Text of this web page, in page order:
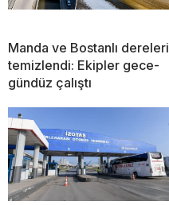
Manda ve Bostanlı dereleri
temizlendi: Ekipler gece-
gündüz çalıştı